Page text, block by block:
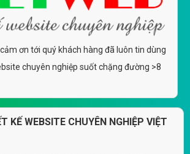
ơn tới quý khách hàng đã luôn tin dùng
chuyên nghiệp suốt chặng đường >8
KẾ WEBSITE CHUYÊN NGHIỆP VIỆT